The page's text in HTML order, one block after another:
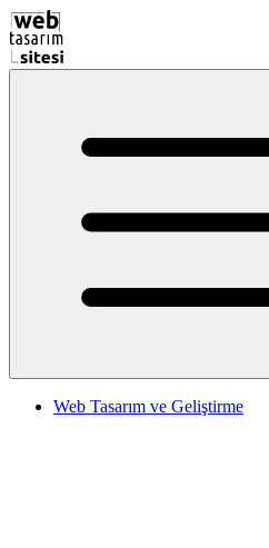
Web Tasarım ve Geliştirme